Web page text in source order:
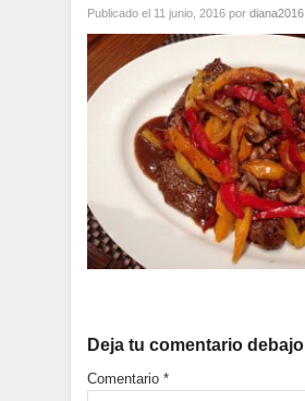
Publicado el 11 junio, 2016 por diana2016
Deja tu comentario debajo
Comentario *